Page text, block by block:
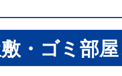
・ゴミ部